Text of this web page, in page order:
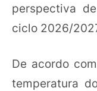
perspectiva
ciclo 2026/
De acordo
temperatura